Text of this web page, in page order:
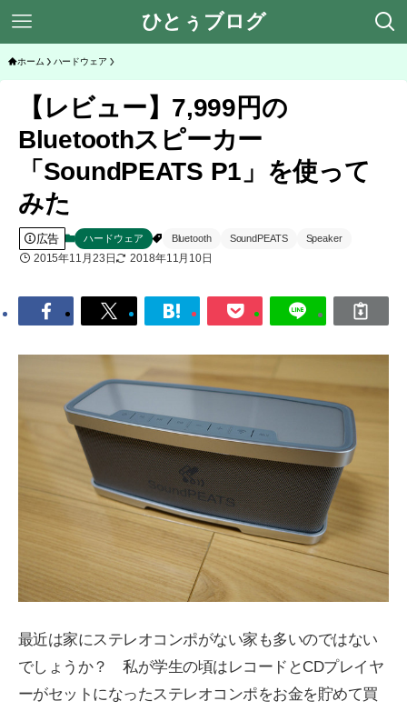
ひとぅブログ
ホーム ハードウェア
【レビュー】7,999円の
Bluetoothスピーカー
「SoundPEATS P1」を使って
みた
広告 ハードウェア Bluetooth SoundPEATS Speaker
2015年11月23日 2018年11月10日
最近は家にステレオコンポがない家も多いのではない
でしょうか？ 私が学生の頃はレコードとCDプレイヤ
ーがセットになったステレオコンポをお金を貯めて買